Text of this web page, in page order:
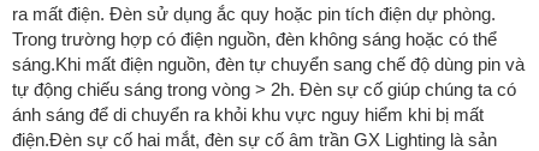
ra mất điện. Đèn sử dụng ắc quy hoặc pin tích điện dự phòng.
Trong trường hợp có điện nguồn, đèn không sáng hoặc có thể
sáng.Khi mất điện nguồn, đèn tự chuyển sang chế độ dùng pin và
tự động chiếu sáng trong vòng > 2h. Đèn sự cố giúp chúng ta có
ánh sáng để di chuyển ra khỏi khu vực nguy hiểm khi bị mất
điện.Đèn sự cố hai mắt, đèn sự cố âm trần GX Lighting là sản